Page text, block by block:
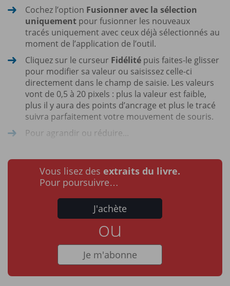
Cochez l’option Fusionner avec la sélection
uniquement pour fusionner les nouveaux
tracés uniquement avec ceux déjà sélectionnés au
moment de l’application de l’outil.
Cliquez sur le curseur Fidélité puis faites-le glisser
pour modifier sa valeur ou saisissez celle-ci
directement dans le champ de saisie. Les valeurs
vont de 0,5 à 20 pixels : plus la valeur est faible,
plus il y aura des points d’ancrage et plus le tracé
suivra parfaitement votre mouvement de souris.
Pour agrandir ou réduire...
Vous lisez des extraits du livre.
Pour poursuivre…
J'achète
ou
Je m'abonne